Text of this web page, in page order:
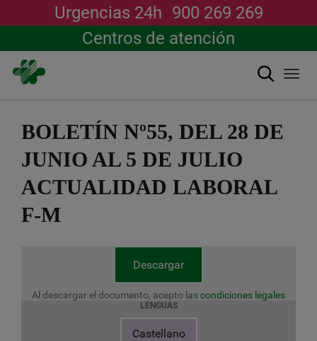
contenido
Urgencias 24h 900 269 269
Centros de atención
Buscar
BOLETÍN Nº55, DEL 28 DE
JUNIO AL 5 DE JULIO
ACTUALIDAD LABORAL
F-M
Descargar
Al descargar el documento, acepto lascondiciones legales
LENGUAS
Castellano